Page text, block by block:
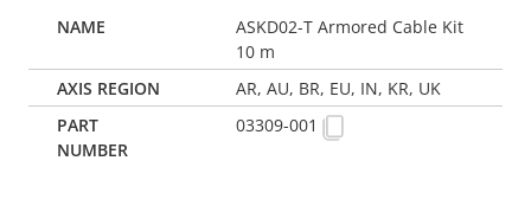
ASKD02-T Armored Cable Kit
10 m
AR, AU, BR, EU, IN, KR, UK
03309-001